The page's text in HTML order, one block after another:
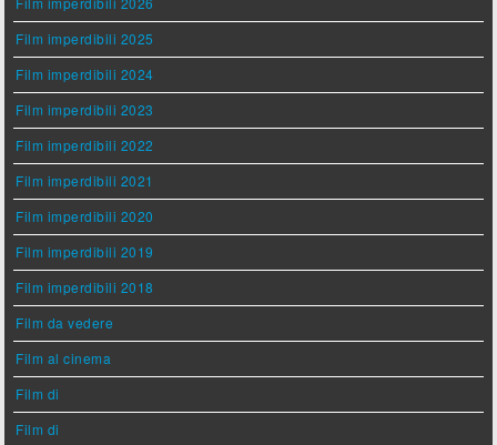
Film imperdibili 2025
Film imperdibili 2024
Film imperdibili 2023
Film imperdibili 2022
Film imperdibili 2021
Film imperdibili 2020
Film imperdibili 2019
Film imperdibili 2018
Film da vedere
Film al cinema
Film di
Film di